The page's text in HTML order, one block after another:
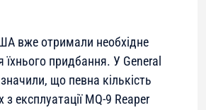
вже отримали необхідне
їхнього придбання. У General
що певна кількість
експлуатації MQ-9 Reaper